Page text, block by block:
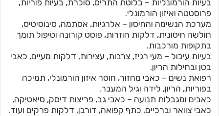
בעיות הורמונליות – בלוטת התריס, סוכרת, בעיות פוריות,
פרוסטטה ואיזון הורמונלי.
מערכת הנשימה והחיסון – אלרגיות, אסתמה, סינוסיטיס,
חולשה חיסונית, דלקות חוזרות, פוסט קורונה וטיפול תומך
בתקופות מורכבות.
בעיות עיכול – מעי רגיז, צרבות, עצירות, דלקות מעיים, כאבי
בטן ובחילות הריון.
רפואת נשים – כאבי מחזור, חוסר איזון הורמונלי, תמיכה
בפוריות, הריון, לידה וגיל המעבר.
כאבים ומגבלות תנועה – כאבי גב, פריצות דיסק, סיאטיקה,
כאבי צוואר וברכיים, כתף קפואה, דורבן, דלקות פרקים ועוד.